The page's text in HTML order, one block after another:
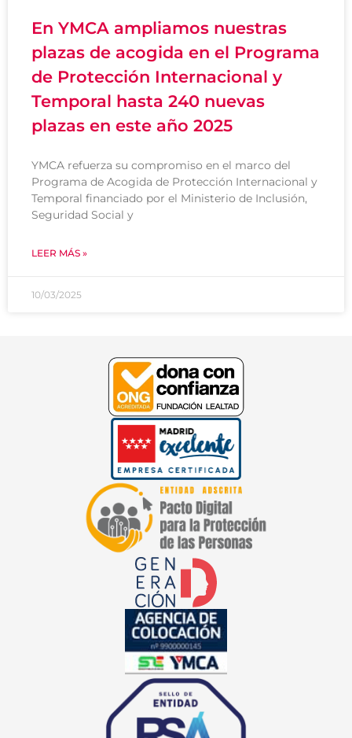
En YMCA ampliamos nuestras
plazas de acogida en el Programa
de Protección Internacional y
Temporal hasta 240 nuevas
plazas en este año 2025
YMCA refuerza su compromiso en el marco del
Programa de Acogida de Protección Internacional y
Temporal financiado por el Ministerio de Inclusión,
Seguridad Social y
LEER MÁS »
10/03/2025